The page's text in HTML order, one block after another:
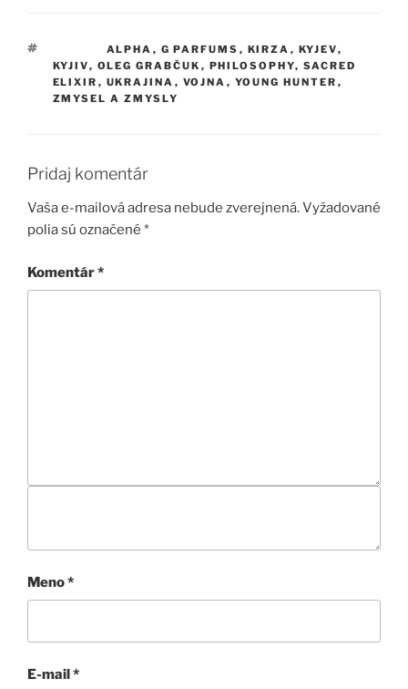
ALPHA , G PARFUMS , KIRZA , KYJEV,
KYJIV, OLEG GRABČUK , PHILOSOPHY, SACRED
ELIXIR , UKRAJINA , VOJNA , YOUNG HUNTER ,
ZMYSEL A ZMYSLY
Pridaj komentár
Vaša e-mailová adresa nebude zverejnená.Vyžadované
polia sú označené *
Komentár*
Meno*
E-mail*